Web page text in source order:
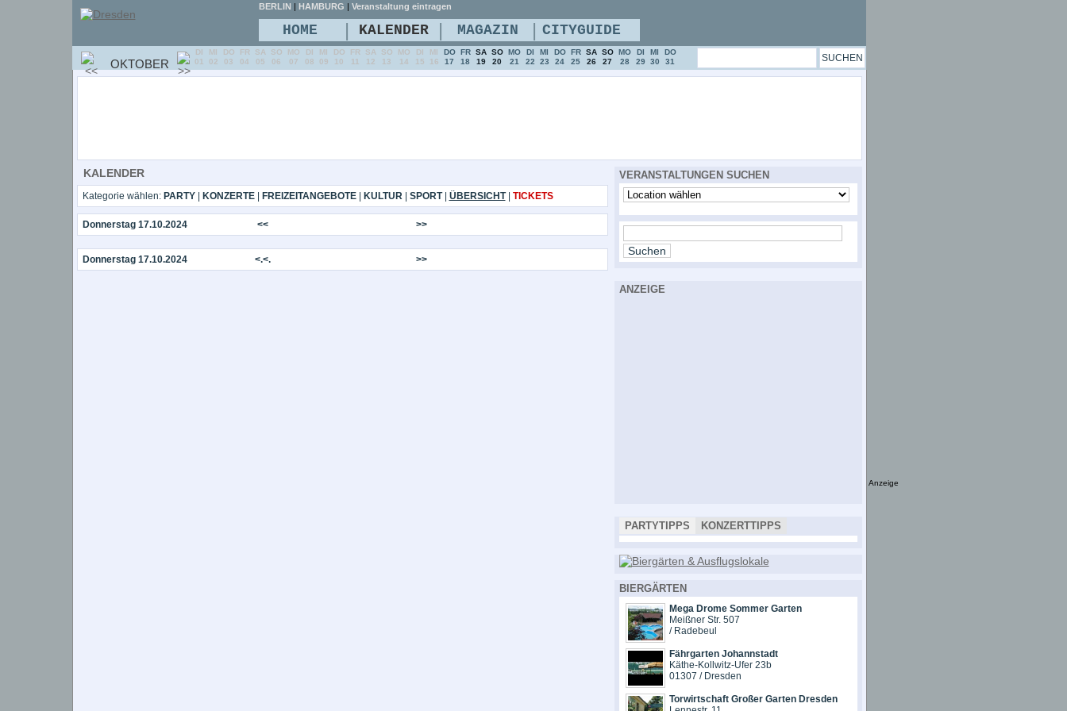
KALENDER
Kategorie wählen: PARTY| KONZERTE| FREIZEITANGEBOTE| KULTUR| SPORT| ÜBERSICHT| TICKETS
Donnerstag 17.10.2024 << >>
Donnerstag 17.10.2024 <.<. >>
VERANSTALTUNGEN SUCHEN
ANZEIGE
PARTYTIPPS KONZERTTIPPS
BIERGÄRTEN
Mega Drome Sommer Garten
Meißner Str. 507
/ Radebeul
Fährgarten Johannstadt
Käthe-Kollwitz-Ufer 23b
01307 / Dresden
Torwirtschaft Großer Garten Dresden
BERLIN | HAMBURG | Veranstaltung eintragen
HOME | KALENDER | MAGAZIN | CITYGUIDE
OKTOBER
DI
01
MI
02
DO
03
FR
04
SA
05
SO
06
MO
07
DI
08
MI
09
DO
10
FR
11
SA
12
SO
13
MO
14
DI
15
MI
16
DO
17
FR
18
SA
19
SO
20
MO
21
DI
22
MI
23
DO
24
FR
25
SA
26
SO
27
MO
28
DI
29
MI
30
DO
31
Anzeige